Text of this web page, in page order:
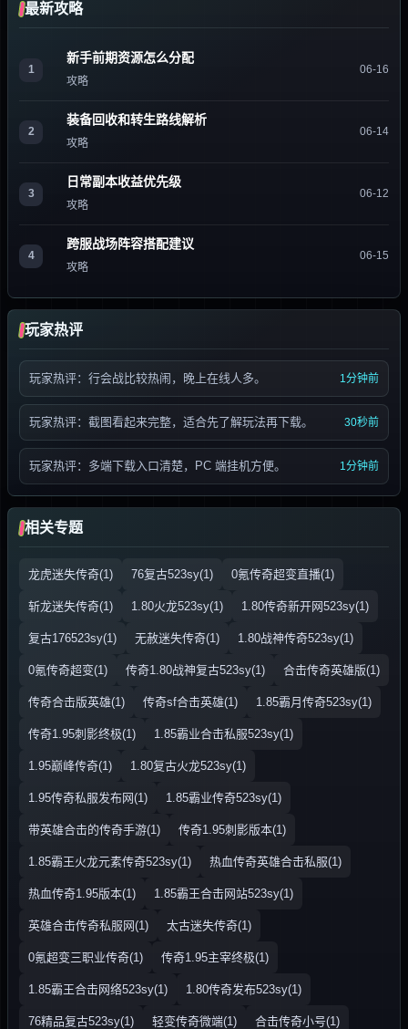
最新攻略
1
新手前期资源怎么分配
攻略
06-16
2
装备回收和转生路线解析
攻略
06-14
3
日常副本收益优先级
攻略
06-12
4
跨服战场阵容搭配建议
攻略
06-15
玩家热评
玩家热评：行会战比较热闹，晚上在线人多。 1分钟前
玩家热评：截图看起来完整，适合先了解玩法再下载。 30秒前
玩家热评：多端下载入口清楚，PC 端挂机方便。 1分钟前
相关专题
龙虎迷失传奇(1) 76复古523sy(1) 0氪传奇超变直播(1)
斩龙迷失传奇(1) 1.80火龙523sy(1) 1.80传奇新开网523sy(1)
复古176523sy(1) 无赦迷失传奇(1) 1.80战神传奇523sy(1)
0氪传奇超变(1) 传奇1.80战神复古523sy(1) 合击传奇英雄版(1)
传奇合击版英雄(1) 传奇sf合击英雄(1) 1.85霸月传奇523sy(1)
传奇1.95刺影终极(1) 1.85霸业合击私服523sy(1)
1.95巅峰传奇(1) 1.80复古火龙523sy(1)
1.95传奇私服发布网(1) 1.85霸业传奇523sy(1)
带英雄合击的传奇手游(1) 传奇1.95刺影版本(1)
1.85霸王火龙元素传奇523sy(1) 热血传奇英雄合击私服(1)
热血传奇1.95版本(1) 1.85霸王合击网站523sy(1)
英雄合击传奇私服网(1) 太古迷失传奇(1)
0氪超变三职业传奇(1) 传奇1.95主宰终极(1)
1.85霸王合击网络523sy(1) 1.80传奇发布523sy(1)
76精品复古523sy(1) 轻变传奇微端(1) 合击传奇小号(1)